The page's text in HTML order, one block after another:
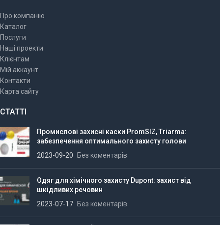
Про компанію
Каталог
Послуги
Наші проекти
Клієнтам
Мій аккаунт
Контакти
Карта сайту
СТАТТІ
Промислові захисні каски PromSIZ, Triarma:
забезпечення оптимального захисту голови
2023-09-20 Без коментарів
Одяг для хімічного захисту Dupont: захист від
шкідливих речовин
2023-07-17 Без коментарів